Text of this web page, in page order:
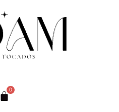
0
Carrito